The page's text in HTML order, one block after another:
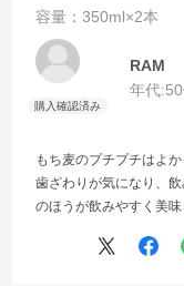
容量：350ml×2本
RAM
年代:
もち麦のプチプチはよ
歯ざわりが気になり、
のほうが飲みやすく美